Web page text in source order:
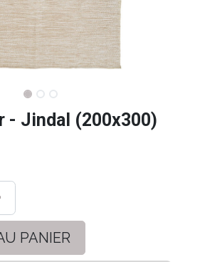
- Jindal (200x300)
PANIER